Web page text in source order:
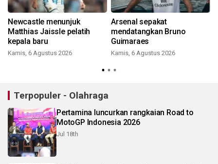
Newcastle menunjuk
Matthias Jaissle pelatih
kepala baru
Kamis, 6 Agustus 2026
Arsenal sepakat
mendatangkan Bruno
Guimaraes
Kamis, 6 Agustus 2026
Terpopuler - Olahraga
Pertamina luncurkan rangkaian Road to
MotoGP Indonesia 2026
Jul 18th